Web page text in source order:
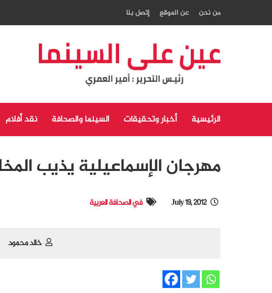
من نحن عن الموقع إتصل بنا
الرئيسية أخبار وتحقيقات السينما والصحافة نقد أفلام
مهرجان الإسماعيلية يذيب
July 19, 2012 في الصحافة العربية
خالد محمود